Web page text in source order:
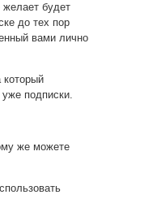
будет
до тех пор
вами лично
подписки.
же можете